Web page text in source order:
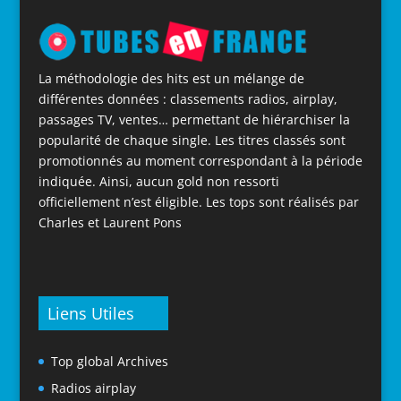
La méthodologie des hits est un mélange de
différentes données : classements radios, airplay,
passages TV, ventes… permettant de hiérarchiser la
popularité de chaque single. Les titres classés sont
promotionnés au moment correspondant à la période
indiquée. Ainsi, aucun gold non ressorti
officiellement n’est éligible. Les tops sont réalisés par
Charles et Laurent Pons
Liens Utiles
Top global Archives
Radios airplay